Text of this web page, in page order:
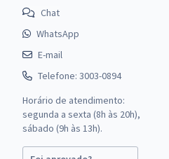
Chat
WhatsApp
E-mail
Telefone: 3003-0894
Horário de atendimento:
segunda a sexta (8h às 20h),
sábado (9h às 13h).